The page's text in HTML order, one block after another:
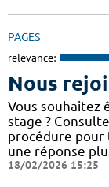
PAGES
relevance:
Nous
Vous souhaitez
stage ?
procédure pour
une réponse
18/02/2026 15:25